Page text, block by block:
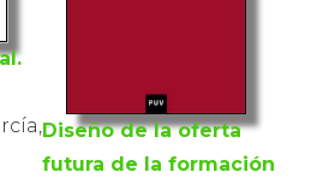
Diseño de la oferta
futura de la formación